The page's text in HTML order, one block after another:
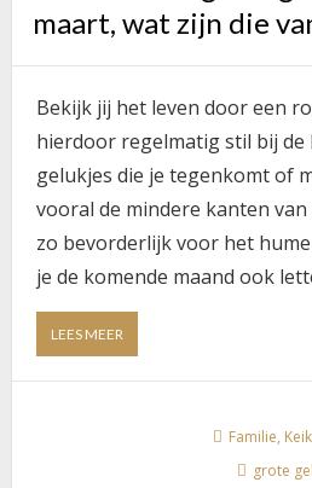
LEKKER?
maart, wat zijn die
Bekijk jij het leven door een
hierdoor regelmatig stil bij de
gelukjes die je tegenkomt of
vooral de mindere kanten
zo bevorderlijk voor het
je de komende maand ook
LEES MEERABOUT
DE
KLEINE
Familie,
grote